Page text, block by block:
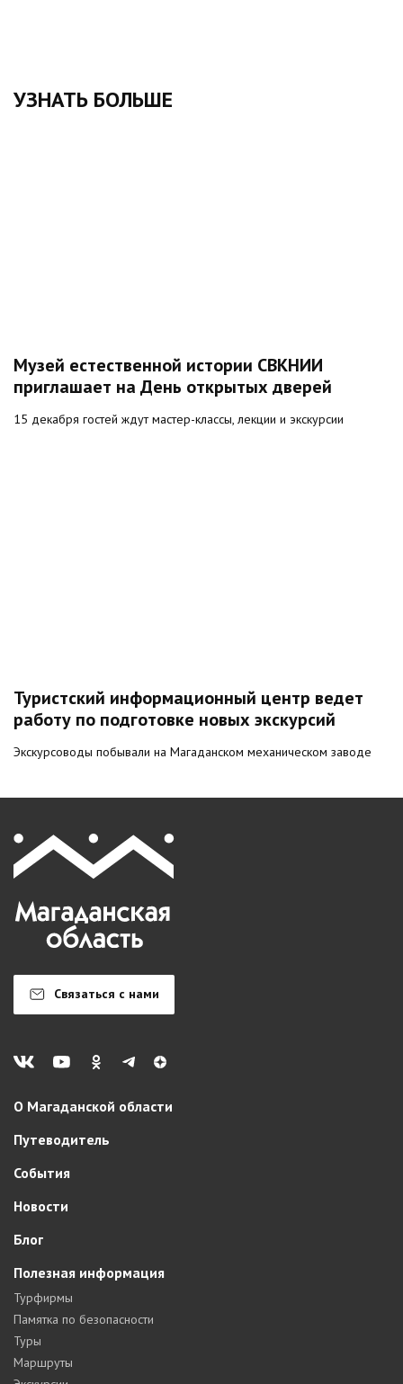
УЗНАТЬ БОЛЬШЕ
Музей естественной истории СВКНИИ
приглашает на День открытых дверей
15 декабря гостей ждут мастер-классы, лекции и экскурсии
Туристский информационный центр ведет
работу по подготовке новых экскурсий
Экскурсоводы побывали на Магаданском механическом заводе
Связаться с нами
О Магаданской области
Путеводитель
События
Новости
Блог
Полезная информация
Турфирмы
Памятка по безопасности
Туры
Маршруты